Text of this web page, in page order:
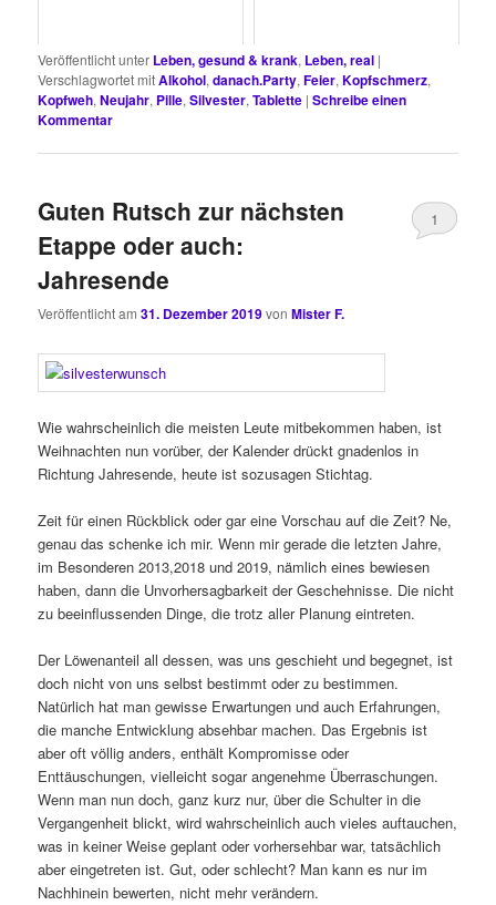
Veröffentlicht unter Leben, gesund & krank, Leben, real |
Verschlagwortet mitAlkohol,danach.Party,Feier,Kopfschmerz,
Kopfweh,Neujahr, Pille,Silvester,Tablette |Schreibe einen
Kommentar
Guten Rutsch zur nächsten
Etappe oder auch:
Jahresende
Veröffentlicht am31. Dezember 2019vonMister F.
1
Wie wahrscheinlich die meisten Leute mitbekommen haben, ist
Weihnachten nun vorüber, der Kalender drückt gnadenlos in
Richtung Jahresende, heute ist sozusagen Stichtag.
Zeit für einen Rückblick oder gar eine Vorschau auf die Zeit? Ne,
genau das schenke ich mir. Wenn mir gerade die letzten Jahre,
im Besonderen 2013,2018 und 2019, nämlich eines bewiesen
haben, dann die Unvorhersagbarkeit der Geschehnisse. Die nicht
zu beeinflussenden Dinge, die trotz aller Planung eintreten.
Der Löwenanteil all dessen, was uns geschieht und begegnet, ist
doch nicht von uns selbst bestimmt oder zu bestimmen.
Natürlich hat man gewisse Erwartungen und auch Erfahrungen,
die manche Entwicklung absehbar machen. Das Ergebnis ist
aber oft völlig anders, enthält Kompromisse oder
Enttäuschungen, vielleicht sogar angenehme Überraschungen.
Wenn man nun doch, ganz kurz nur, über die Schulter in die
Vergangenheit blickt, wird wahrscheinlich auch vieles auftauchen,
was in keiner Weise geplant oder vorhersehbar war, tatsächlich
aber eingetreten ist. Gut, oder schlecht? Man kann es nur im
Nachhinein bewerten, nicht mehr verändern.